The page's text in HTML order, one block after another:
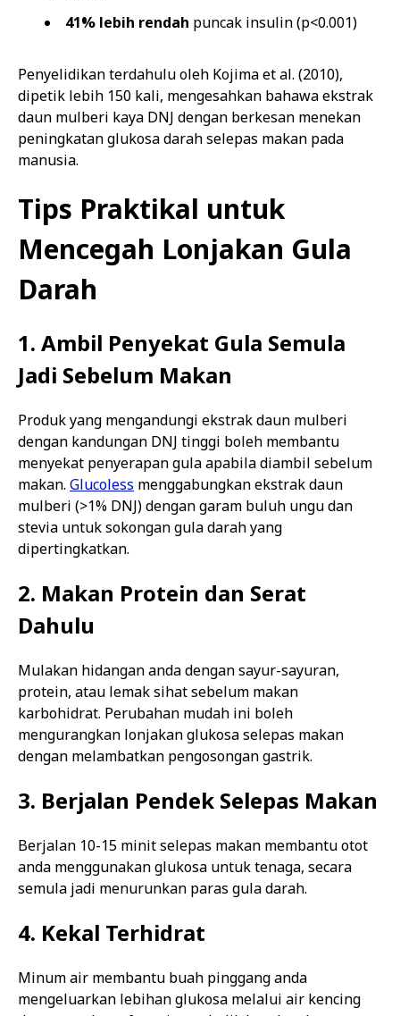
41% lebih rendah puncak insulin (p<0.001)
Penyelidikan terdahulu oleh Kojima et al. (2010),
dipetik lebih 150 kali, mengesahkan bahawa ekstrak
daun mulberi kaya DNJ dengan berkesan menekan
peningkatan glukosa darah selepas makan pada
manusia.
Tips Praktikal untuk
Mencegah Lonjakan Gula
Darah
1. Ambil Penyekat Gula Semula
Jadi Sebelum Makan
Produk yang mengandungi ekstrak daun mulberi
dengan kandungan DNJ tinggi boleh membantu
menyekat penyerapan gula apabila diambil sebelum
makan. Glucoless menggabungkan ekstrak daun
mulberi (>1% DNJ) dengan garam buluh ungu dan
stevia untuk sokongan gula darah yang
dipertingkatkan.
2. Makan Protein dan Serat
Dahulu
Mulakan hidangan anda dengan sayur-sayuran,
protein, atau lemak sihat sebelum makan
karbohidrat. Perubahan mudah ini boleh
mengurangkan lonjakan glukosa selepas makan
dengan melambatkan pengosongan gastrik.
3. Berjalan Pendek Selepas Makan
Berjalan 10-15 minit selepas makan membantu otot
anda menggunakan glukosa untuk tenaga, secara
semula jadi menurunkan paras gula darah.
4. Kekal Terhidrat
Minum air membantu buah pinggang anda
mengeluarkan lebihan glukosa melalui air kencing